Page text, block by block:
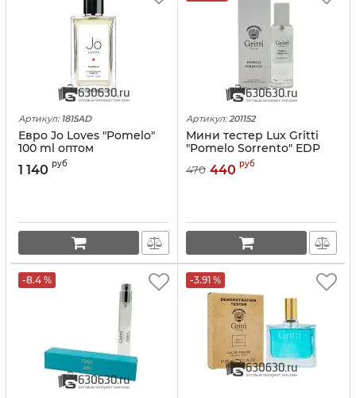
Артикул: 1815AD
Евро Jo Loves "Pomelo"
100 ml оптом
1 140 руб
Артикул: 201152
Мини тестер Lux Gritti
"Pomelo Sorrento" EDP
470 440 руб
-8.4 % -3.91 %